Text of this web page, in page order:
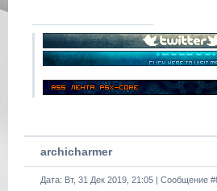
archicharmer
Дата: Вт, 31 Дек 2019, 21:05 | Сообщение #